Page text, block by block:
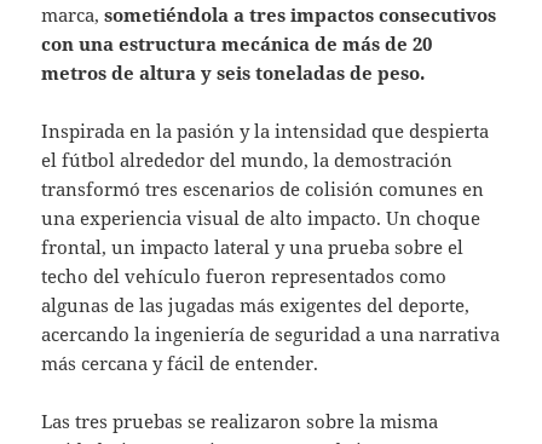
marca,sometiéndola a tres impactos consecutivos
con una estructura mecánica de más de 20
metros de altura y seis toneladas de peso.
Inspirada en la pasión y la intensidad que despierta
el fútbol alrededor del mundo, la demostración
transformó tres escenarios de colisión comunes en
una experiencia visual de alto impacto. Un choque
frontal, un impacto lateral y una prueba sobre el
techo del vehículo fueron representados como
algunas de las jugadas más exigentes del deporte,
acercando la ingeniería de seguridad a una narrativa
más cercana y fácil de entender.
Las tres pruebas se realizaron sobre la misma